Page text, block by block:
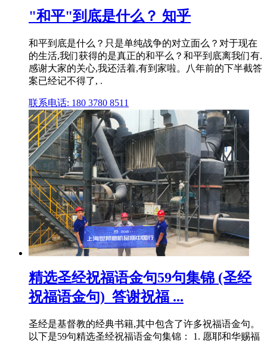
"和平"到底是什么？ 知乎
和平到底是什么？只是单纯战争的对立面么？对于现在
的生活,我们获得的是真正的和平么？和平到底离我们有.
感谢大家的关心,我还活着,有到家啦。八年前的下半截答
案已经记不得了, .
联系电话: 180 3780 8511
精选圣经祝福语金句59句集锦 (圣经
祝福语金句)_答谢祝福 ...
圣经是基督教的经典书籍,其中包含了许多祝福语金句。
以下是59句精选圣经祝福语金句集锦： 1. 愿耶和华赐福